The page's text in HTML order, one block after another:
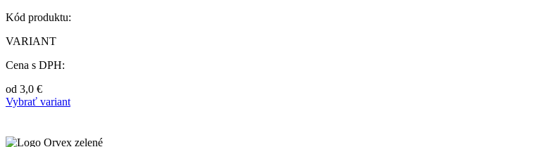
Kód produktu:
VARIANT
Cena s DPH:
od 3,0 €
Vybrať variant